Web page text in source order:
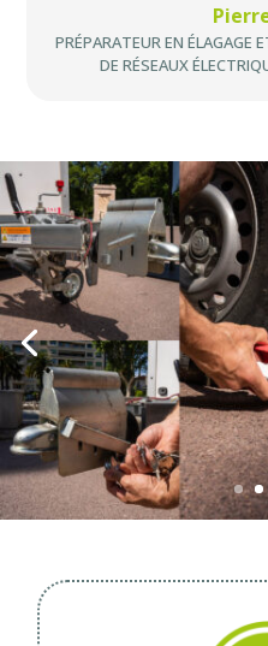
PRÉPARATEUR EN ÉLAGAGE
DE RÉSEAUX